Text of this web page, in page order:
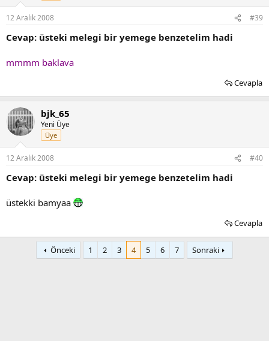
12 Aralık 2008 #39
Cevap: üsteki melegi bir yemege benzetelim hadi
mmmm baklava
Cevapla
bjk_65
Yeni Üye
Üye
12 Aralık 2008 #40
Cevap: üsteki melegi bir yemege benzetelim hadi
üstekki bamyaa
Cevapla
Önceki 1 2 3 4 5 6 7 Sonraki